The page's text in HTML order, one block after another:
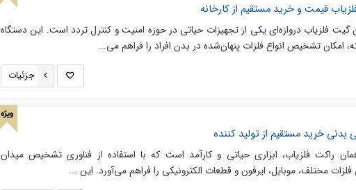
قیمت و خرید مستقیم از کارخانه
فلزیاب دروازه‌ای یکی از تجهیزات حیاتی در حوزه امنیت و کنترل تردد است. این دستگاه
امکان تشخیص انواع فلزات پنهان‌شده در بدن افراد را فراهم می‌...
جزئیات
ویژه
بدنی خرید مستقیم از تولید کننده
راکت فلزیاب، ابزاری حیاتی و کارآمد است که با استفاده از فناوری تشخیص میدان
مختلف، موبایل، ایرفون و قطعات الکترونیکی را فراهم می‌آورد. این ...